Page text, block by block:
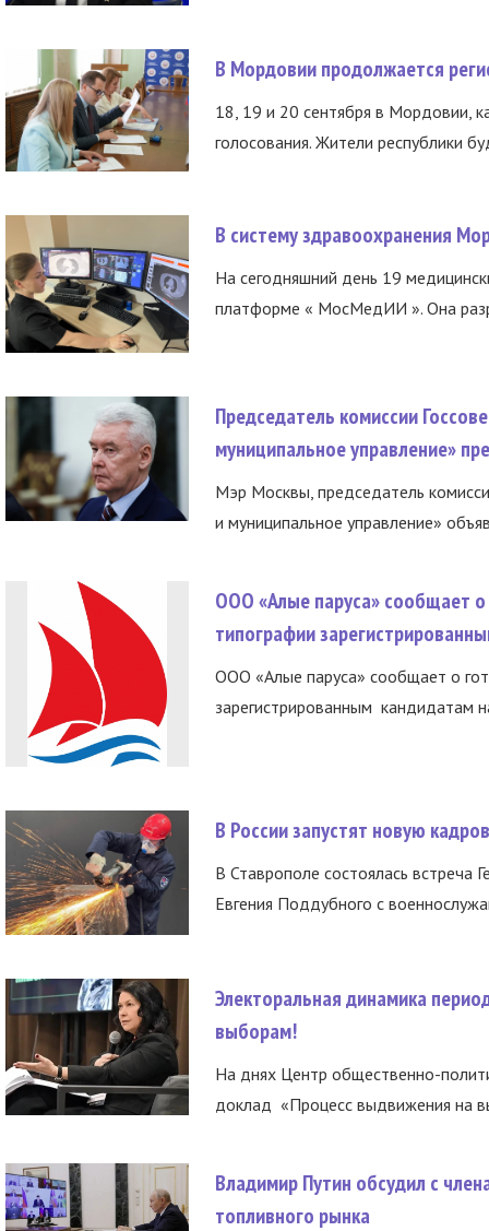
В Мордовии продолжается
18, 19 и 20 сентября в Мордовии,
голосования. Жители республики
В систему здравоохранения
На сегодняшний день 19
платформе « МосМедИИ ». Она
Председатель комиссии
муниципальное управление»
Мэр Москвы, председатель
и муниципальное управление»
ООО «Алые паруса» сообщает о
типографии
ООО «Алые паруса» сообщает о
зарегистрированным кандидатам
В России запустят новую
В Ставрополе состоялась встреча
Евгения Поддубного с
Электоральная динамика
выборам!
На днях Центр общественно-
доклад «Процесс выдвижения на
Владимир Путин обсудил с
топливного рынка